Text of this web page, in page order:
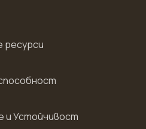
ресурси
и Устойчивост